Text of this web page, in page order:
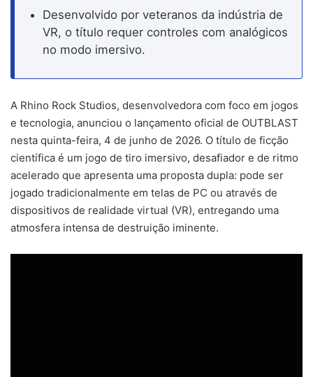
Desenvolvido por veteranos da indústria de
VR, o título requer controles com analógicos
no modo imersivo.
A Rhino Rock Studios, desenvolvedora com foco em jogos
e tecnologia, anunciou o lançamento oficial de OUTBLAST
nesta quinta-feira, 4 de junho de 2026. O título de ficção
científica é um jogo de tiro imersivo, desafiador e de ritmo
acelerado que apresenta uma proposta dupla: pode ser
jogado tradicionalmente em telas de PC ou através de
dispositivos de realidade virtual (VR), entregando uma
atmosfera intensa de destruição iminente.